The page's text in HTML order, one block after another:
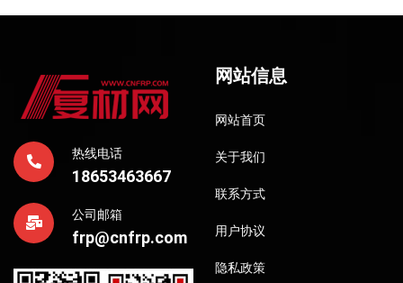
热线电话
18653463667
公司邮箱
frp@cnfrp.com
网站信息
网站首页
关于我们
联系方式
用户协议
隐私政策